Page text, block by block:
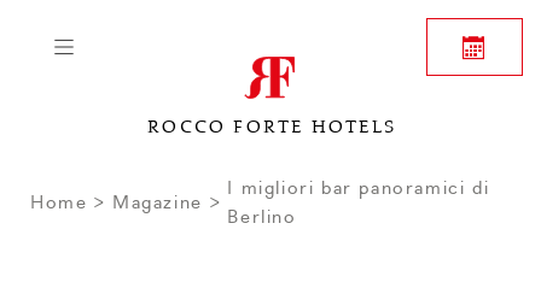
ROCCO FORTE HOTELS
Home Magazine
I migliori bar panoramici di
Berlino